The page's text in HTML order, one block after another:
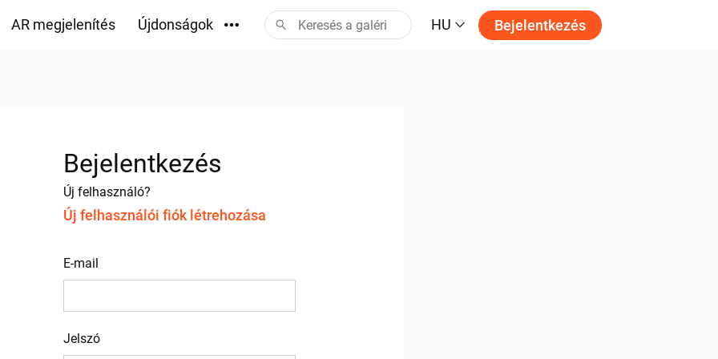
AR megjelenítés Újdonságok HU Bejelentkezés
Bejelentkezés
Új felhasználó?
Új felhasználói fiók létrehozása
E-mail
Jelszó